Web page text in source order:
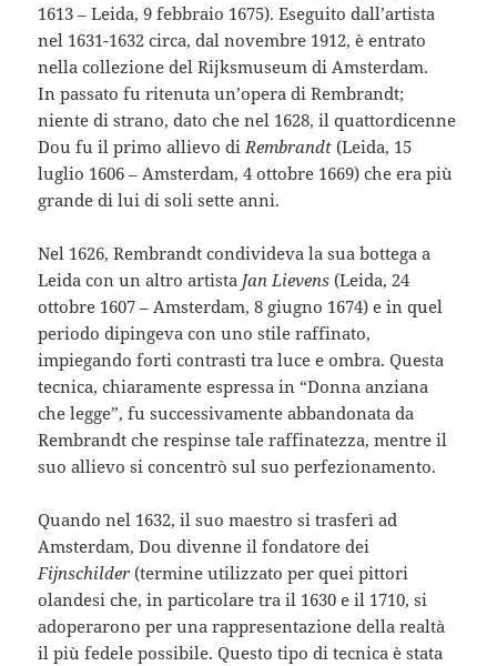
1613 – Leida, 9 febbraio 1675). Eseguito dall’artista
nel 1631-1632 circa, dal novembre 1912, è entrato
nella collezione del Rijksmuseum di Amsterdam.
In passato fu ritenuta un’opera di Rembrandt;
niente di strano, dato che nel 1628, il quattordicenne
Dou fu il primo allievo di Rembrandt(Leida, 15
luglio 1606 – Amsterdam, 4 ottobre 1669) che era più
grande di lui di soli sette anni.
Nel 1626, Rembrandt condivideva la sua bottega a
Leida con un altro artista Jan Lievens (Leida, 24
ottobre 1607 – Amsterdam, 8 giugno 1674) e in quel
periodo dipingeva con uno stile raffinato,
impiegando forti contrasti tra luce e ombra. Questa
tecnica, chiaramente espressa in “Donna anziana
che legge”, fu successivamente abbandonata da
Rembrandt che respinse tale raffinatezza, mentre il
suo allievo si concentrò sul suo perfezionamento.
Quando nel 1632, il suo maestro si trasferì ad
Amsterdam, Dou divenne il fondatore dei
Fijnschilder(termine utilizzato per quei pittori
olandesi che, in particolare tra il 1630 e il 1710, si
adoperarono per una rappresentazione della realtà
il più fedele possibile. Questo tipo di tecnica è stata